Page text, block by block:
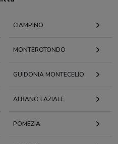
CIAMPINO
MONTEROTONDO
GUIDONIA MONTECELIO
ALBANO LAZIALE
POMEZIA